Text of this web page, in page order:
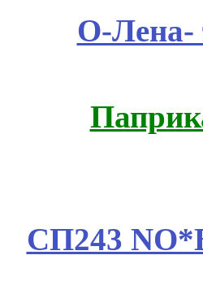
О-Лена-
СП243